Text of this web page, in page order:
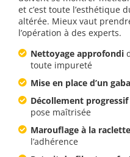
et c’est toute l’esthétique
altérée. Mieux vaut
l’opération à des experts.
Nettoyage approfondi
toute impureté
Mise en place d’un
Décollement
pose maîtrisée
Marouflage à la raclette
l’adhérence